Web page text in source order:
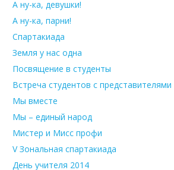
А ну-ка, девушки!
А ну-ка, парни!
Спартакиада
Земля у нас одна
Посвящение в студенты
Встреча студентов с
Мы вместе
Мы – единый народ
Мистер и Мисс профи
V Зональная спартакиада
День учителя 2014